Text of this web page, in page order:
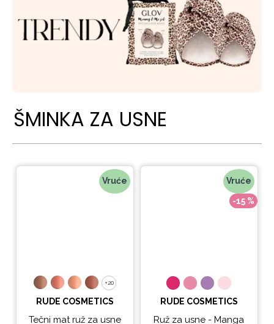
ŠMINKA ZA USNE
Vruće
+20
+20
RUDE COSMETICS
Tečni mat ruž za usne
Vruće
-15 %
RUDE COSMETICS
Ruž za usne - Manga